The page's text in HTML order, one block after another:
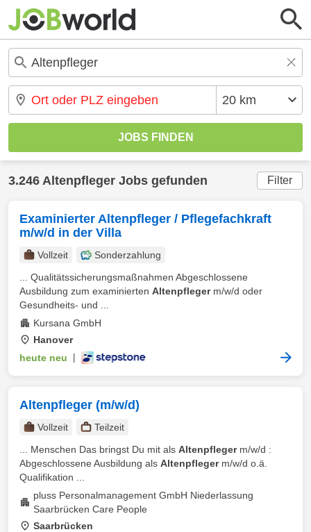
3.246 Altenpfleger Jobs gefunden Filter
Examinierter Altenpfleger / Pflegefachkraft
m/w/d in der Villa
Vollzeit
Sonderzahlung
... Qualitätssicherungsmaßnahmen Abgeschlossene
Ausbildung zum examinierten Altenpflegerm/w/d oder
Gesundheits- und ...
Kursana GmbH
Hanover
heute neu
Altenpfleger (m/w/d)
Vollzeit
Teilzeit
... Menschen Das bringst Du mit als Altenpflegerm/w/d :
Abgeschlossene Ausbildung als Altenpflegerm/w/d o.ä.
Qualifikation ...
pluss Personalmanagement GmbH Niederlassung
Saarbrücken Care People
Saarbrücken